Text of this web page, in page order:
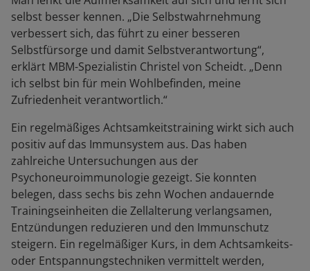
selbst besser kennen. „Die Selbstwahrnehmung
verbessert sich, das führt zu einer besseren
Selbstfürsorge und damit Selbstverantwortung“,
erklärt MBM-Spezialistin Christel von Scheidt. „Denn
ich selbst bin für mein Wohlbefinden, meine
Zufriedenheit verantwortlich.“
Ein regelmäßiges Achtsamkeitstraining wirkt sich auch
positiv auf das Immunsystem aus. Das haben
zahlreiche Untersuchungen aus der
Psychoneuroimmunologie gezeigt. Sie konnten
belegen, dass sechs bis zehn Wochen andauernde
Trainingseinheiten die Zellalterung verlangsamen,
Entzündungen reduzieren und den Immunschutz
steigern. Ein regelmäßiger Kurs, in dem Achtsamkeits-
oder Entspannungstechniken vermittelt werden,